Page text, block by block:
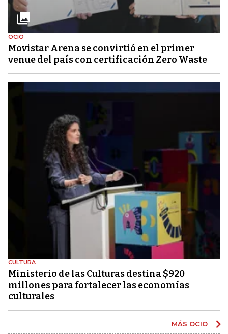
OCIO
Movistar Arena se convirtió en el primer
venue del país con certificación Zero Waste
CULTURA
Ministerio de las Culturas destina $920
millones para fortalecer las economías
culturales
MÁS OCIO